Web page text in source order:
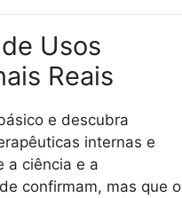
Usos
Reais
e descubra
internas e
a ciência e a
confirmam, mas que o